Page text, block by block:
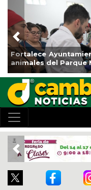
Ayuntamiento de
del Parque Miguel
Previous
Previous